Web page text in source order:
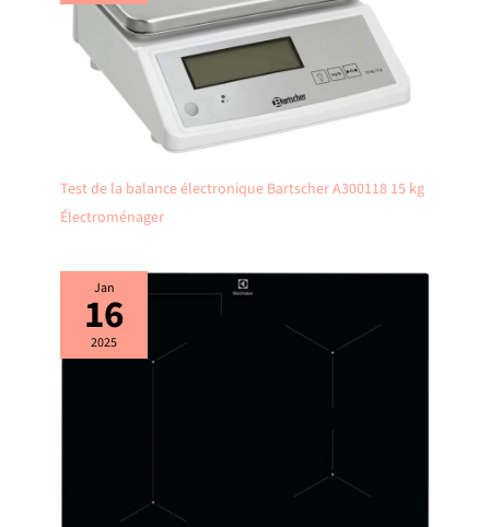
Test de la balance électronique Bartscher A300118 15 kg
Électroménager
Jan
16
2025